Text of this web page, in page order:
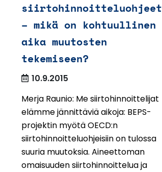
siirtohinnoitteluohjeet
– mikä on kohtuullinen
aika muutosten
tekemiseen?
10.9.2015
Merja Raunio: Me siirtohinnoittelijat
elämme jännittäviä aikoja: BEPS-
projektin myötä OECD:n
siirtohinnoitteluohjeisiin on tulossa
suuria muutoksia. Aineettoman
omaisuuden siirtohinnoittelua ja